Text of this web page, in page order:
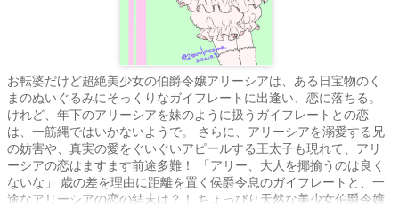
お転婆だけど超絶美少女の伯爵令嬢アリーシアは、ある日宝物のく
まのぬいぐるみにそっくりなガイフレートに出逢い、恋に落ちる。
けれど、年下のアリーシアを妹のように扱うガイフレートとの恋
は、一筋縄ではいかないようで。 さらに、アリーシアを溺愛する兄
の妨害や、真実の愛をぐいぐいアピールする王太子も現れて、アリ
ーシアの恋はますます前途多難！ 「アリー、大人を揶揄うのは良く
ないな」 歳の差を理由に距離を置く侯爵令息のガイフレートと、一
途なアリーシアの恋の結末は？！ ちょっぴり天然な美少女伯爵令嬢